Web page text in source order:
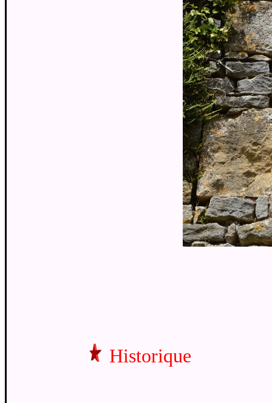
Historique